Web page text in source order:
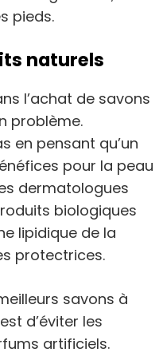
pieds.
naturels
l’achat de savons
problème.
en pensant qu’un
pour la peau
dermatologues
biologiques
lipidique de la
protectrices.
savons à
d’éviter les
artificiels.